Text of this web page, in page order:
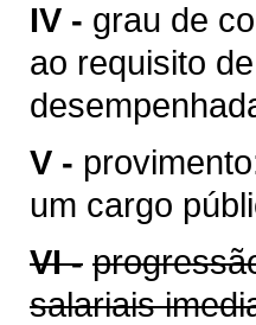
IV - grau de
ao requisito
V -
um cargo
VI -
salariais